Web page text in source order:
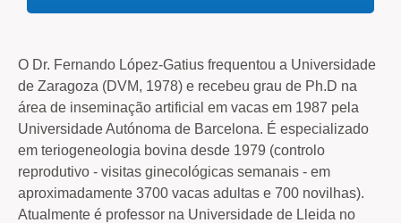
O Dr. Fernando López-Gatius frequentou a Universidade
de Zaragoza (DVM, 1978) e recebeu grau de Ph.D na
área de inseminação artificial em vacas em 1987 pela
Universidade Autónoma de Barcelona. É especializado
em teriogeneologia bovina desde 1979 (controlo
reprodutivo - visitas ginecológicas semanais - em
aproximadamente 3700 vacas adultas e 700 novilhas).
Atualmente é professor na Universidade de Lleida no